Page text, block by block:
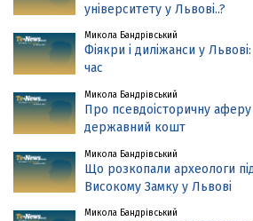
університету у Львові..?
Микола Бандрівський
Фіякри і диліжанси у
час
Микола Бандрівський
Про псевдоісторичну
державний кошт
Микола Бандрівський
Що розкопали археологи
Високому Замку у Львові
Микола Бандрівський